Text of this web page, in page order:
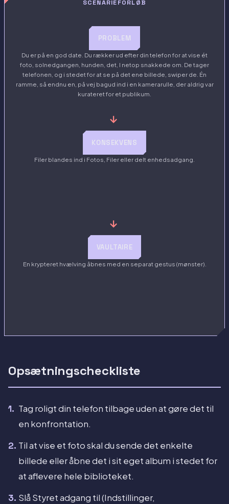
SCENARIEFORLØB
PROBLEM
Du er på en god date. Du rækker ud efter din telefon for at vise ét
foto, solnedgangen, hunden, det, I netop snakkede om. De tager
telefonen, og i stedet for at se på det ene billede, swiper de. Én
ramme, så endnu en, på vej bagud ind i en kamerarulle, der aldrig var
kurateret for et publikum.
→
KONSEKVENS
Filer blandes ind i Fotos, Filer eller delt enhedsadgang.
→
VAULTAIRE
En krypteret hvælving åbnes med en separat gestus (mønster).
Opsætningscheckliste
Tag roligt din telefon tilbage uden at gøre det til
en konfrontation.
Til at vise et foto skal du sende det enkelte
billede eller åbne det i sit eget album i stedet for
at aflevere hele biblioteket.
Slå Styret adgang til (Indstillinger,